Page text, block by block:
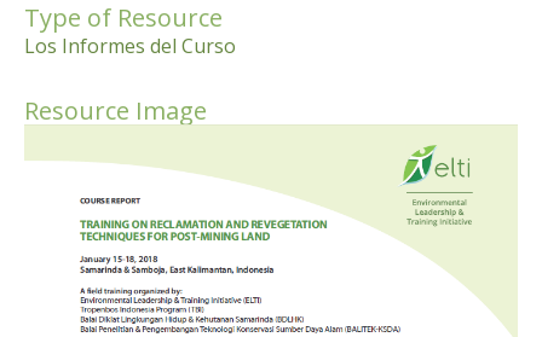
Type of Resource
Los Informes del Curso
Resource Image